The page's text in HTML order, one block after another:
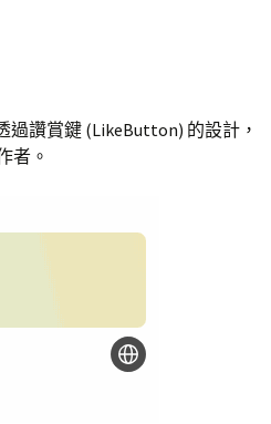
讚賞鍵 (LikeButton) 的設計，
者。